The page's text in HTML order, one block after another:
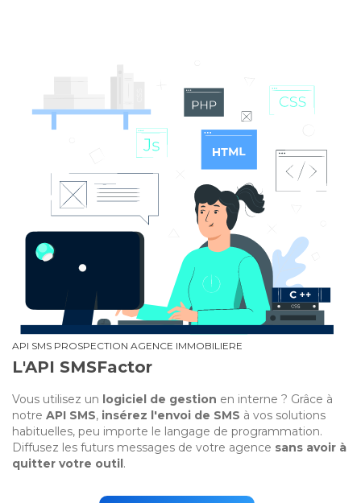
API SMS PROSPECTION AGENCE IMMOBILIERE
L'API SMSFactor
Vous utilisez un logiciel de gestion en interne ? Grâce à
notre API SMS, insérez l'envoi de SMS à vos solutions
habituelles, peu importe le langage de programmation.
Diffusez les futurs messages de votre agence sans avoir à
quitter votre outil.